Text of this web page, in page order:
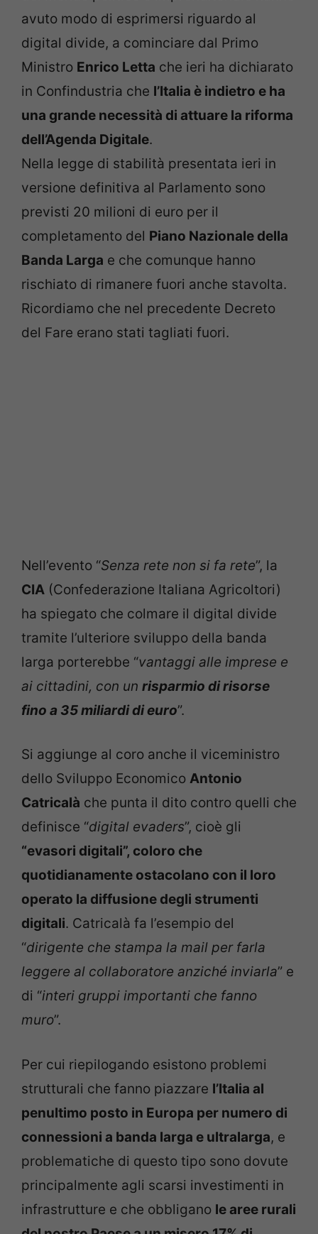
avuto modo di esprimersi riguardo al
digital divide, a cominciare dal Primo
Ministro Enrico Letta che ieri ha dichiarato
in Confindustria che l’Italia è indietro e ha
una grande necessità di attuare la riforma
dell’Agenda Digitale.
Nella legge di stabilità presentata ieri in
versione definitiva al Parlamento sono
previsti 20 milioni di euro per il
completamento del Piano Nazionale della
Banda Larga e che comunque hanno
rischiato di rimanere fuori anche stavolta.
Ricordiamo che nel precedente Decreto
del Fare erano stati tagliati fuori.
Nell’evento “Senza rete non si fa rete”, la
CIA (Confederazione Italiana Agricoltori)
ha spiegato che colmare il digital divide
tramite l’ulteriore sviluppo della banda
larga porterebbe “vantaggi alle imprese e
ai cittadini, con un risparmio di risorse
fino a 35 miliardi di euro”.
Si aggiunge al coro anche il viceministro
dello Sviluppo Economico Antonio
Catricalà che punta il dito contro quelli che
definisce “digital evaders”, cioè gli
“evasori digitali”, coloro che
quotidianamente ostacolano con il loro
operato la diffusione degli strumenti
digitali. Catricalà fa l’esempio del
“dirigente che stampa la mail per farla
leggere al collaboratore anziché inviarla” e
di “interi gruppi importanti che fanno
muro”.
Per cui riepilogando esistono problemi
strutturali che fanno piazzare l’Italia al
penultimo posto in Europa per numero di
connessioni a banda larga e ultralarga, e
problematiche di questo tipo sono dovute
principalmente agli scarsi investimenti in
infrastrutture e che obbligano le aree rurali